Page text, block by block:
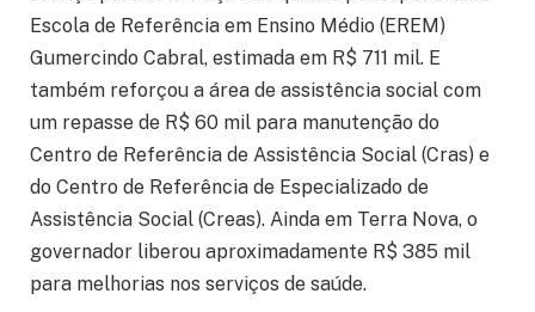
Escola de Referência em Ensino Médio (EREM)
Gumercindo Cabral, estimada em R$ 711 mil. E
também reforçou a área de assistência social com
um repasse de R$ 60 mil para manutenção do
Centro de Referência de Assistência Social (Cras) e
do Centro de Referência de Especializado de
Assistência Social (Creas). Ainda em Terra Nova, o
governador liberou aproximadamente R$ 385 mil
para melhorias nos serviços de saúde.